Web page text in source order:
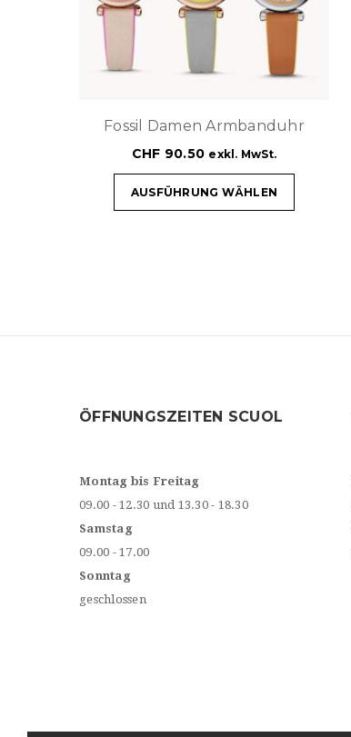
Fossil Damen Armbanduhr
CHF 90.50 exkl. MwSt.
AUSFÜHRUNG WÄHLEN
ÖFFNUNGSZEITEN SCUOL
Montag bis Freitag
09.00 - 12.30 und 13.30 - 18.30
Samstag
09.00 - 17.00
Sonntag
geschlossen